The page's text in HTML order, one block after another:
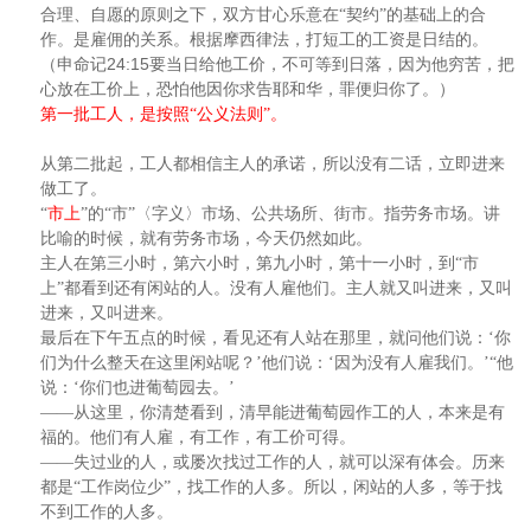
合理、自愿的原则之下，双方甘心乐意在“契约”的基础上的合
作。是雇佣的关系。根据摩西律法，打短工的工资是日结的。
（申命记24:15要当日给他工价，不可等到日落，因为他穷苦，把
心放在工价上，恐怕他因你求告耶和华，罪便归你了。）
第一批工人，是按照“公义法则”。
从第二批起，工人都相信主人的承诺，所以没有二话，立即进来
做工了。
“市上”的“市”〈字义〉市场、公共场所、街市。指劳务市场。讲
比喻的时候，就有劳务市场，今天仍然如此。
主人在第三小时，第六小时，第九小时，第十一小时，到“市
上”都看到还有闲站的人。没有人雇他们。主人就又叫进来，又叫
进来，又叫进来。
最后在下午五点的时候，看见还有人站在那里，就问他们说：‘你
们为什么整天在这里闲站呢？’他们说：‘因为没有人雇我们。’“他
说：‘你们也进葡萄园去。’
——从这里，你清楚看到，清早能进葡萄园作工的人，本来是有
福的。他们有人雇，有工作，有工价可得。
——失过业的人，或屡次找过工作的人，就可以深有体会。历来
都是“工作岗位少”，找工作的人多。所以，闲站的人多，等于找
不到工作的人多。